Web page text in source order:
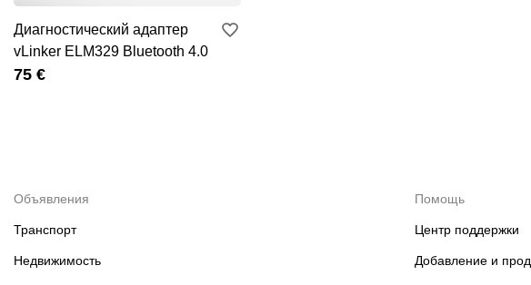
Диагностический адаптер
vLinker ELM329 Bluetooth 4.0
75 €
Объявления
Транспорт
Недвижимость
Помощь
Центр поддержки
Добавление и